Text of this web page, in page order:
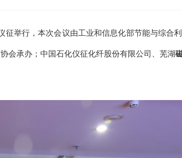
征举行，本次会议由工业和信息化部节能与综合
会承办；中国石化仪征化纤股份有限公司、芜湖